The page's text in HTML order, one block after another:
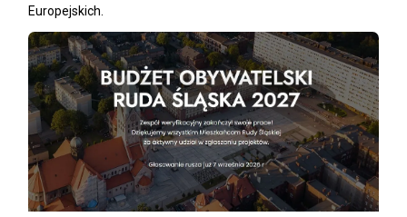
Europejskich.